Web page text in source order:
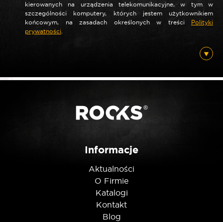
E-mail*
kierowanych na urządzenia telekomunikacyjne, w tym w
szczególności komputery, których jestem użytkownikiem
końcowym, na zasadach określonych w treści Polityki
prywatności.
Informacje
Aktualności
O Firmie
Katalogi
Kontakt
Blog